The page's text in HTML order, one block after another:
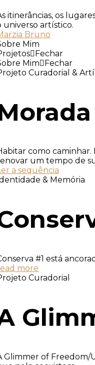
itinerâncias, os
universo artístico.
Bruno
Mim
Fechar
Mim
Fechar
Curadorial &
como
um tempo de
a sequência
& Memória
#1 está
more
Curadorial
Glimmer of Freedom/